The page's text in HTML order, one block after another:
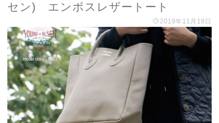
セン) エンボスレザートート
2019年11月18日